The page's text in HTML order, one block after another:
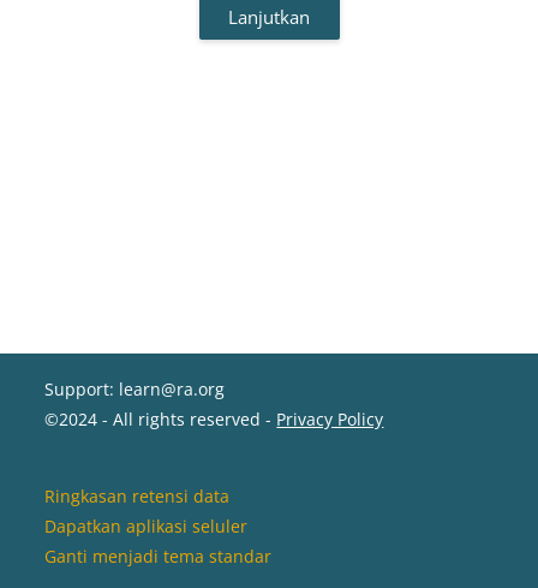
Lanjutkan
Support: learn@ra.org
©2024 - All rights reserved - Privacy Policy
Ringkasan retensi data
Dapatkan aplikasi seluler
Ganti menjadi tema standar